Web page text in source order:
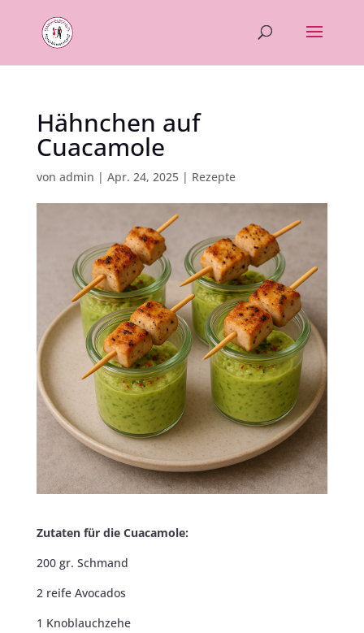
Hähnchen auf
Cuacamole
von admin | Apr. 24, 2025| Rezepte
Zutaten für die Cuacamole:
200 gr. Schmand
2 reife Avocados
1 Knoblauchzehe